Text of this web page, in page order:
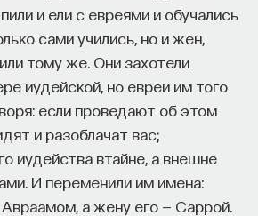
и ели с евреями и обучались
сами учились, но и жен,
тому же. Они захотели
иудейской, но евреи им того
если проведают об этом
и разоблачат вас;
иудейства втайне, а внешне
И переменили им имена:
а жену его — Саррой.